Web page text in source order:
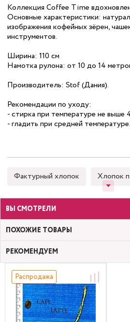
Коллекция Coffee Time
Основные характеристики:
изображения кофейных зёрен,
инструментов.
Ширина: 110 см
Намотка рулона: от 10 до 14
Производитель: Stof (Дания).
Рекомендации по уходу:
- стирка при температуре не выше
- гладить при средней температуре.
Фактурный хлопок Хлопок
ВЫ СМОТРЕЛИ
ПОХОЖИЕ ТОВАРЫ
РЕКОМЕНДУЕМ
Распродажа